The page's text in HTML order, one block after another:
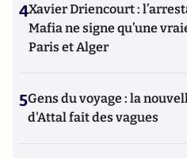
4Xavier Driencourt :
Mafia ne signe qu’une
Paris et Alger
5Gens du voyage : la
d'Attal fait des vagues